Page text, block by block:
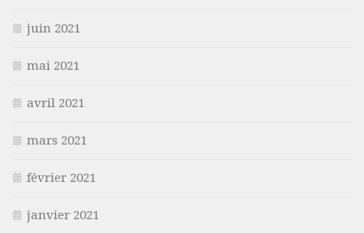
juin 2021
mai 2021
avril 2021
mars 2021
février 2021
janvier 2021